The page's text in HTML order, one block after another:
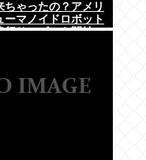
ちゃったの？アメリ
ーマノイドロボット
行サービスを開始